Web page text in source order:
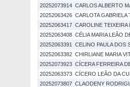
20252073914 CARLOS ALBERTO
20252063426 CARLOTA GABRIELA
20252063417 CAROLINE TEIXEIRA
20252063408 CÉLIA MARIA LEÃO
20252063391
CELINO PAULA DOS
20252063382 CHIRLIANE MARIA
20252073923 CÍCERA FERREIRA
20252063373 CÍCERO LEÃO DA
20252073807 CLAODENY